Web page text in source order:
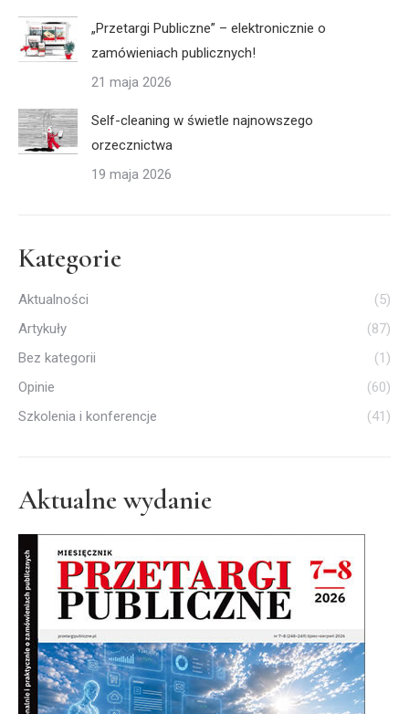
„Przetargi Publiczne” – elektronicznie o
zamówieniach publicznych!
21 maja 2026
Self-cleaning w świetle najnowszego
orzecznictwa
19 maja 2026
Kategorie
Aktualności
(5)
Artykuły
(87)
Bez kategorii
(1)
Opinie
(60)
Szkolenia i konferencje
(41)
Aktualne wydanie